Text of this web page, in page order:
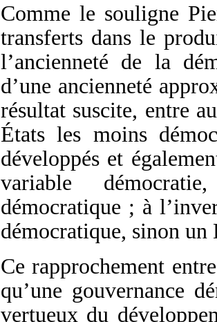
Comme le souligne
transferts dans le
l’ancienneté de la
d’une ancienneté
résultat suscite, entre
États les moins
développés et
variable
démocratique ; à
démocratique, sinon
Ce rapprochement
qu’une gouvernance
vertueux du